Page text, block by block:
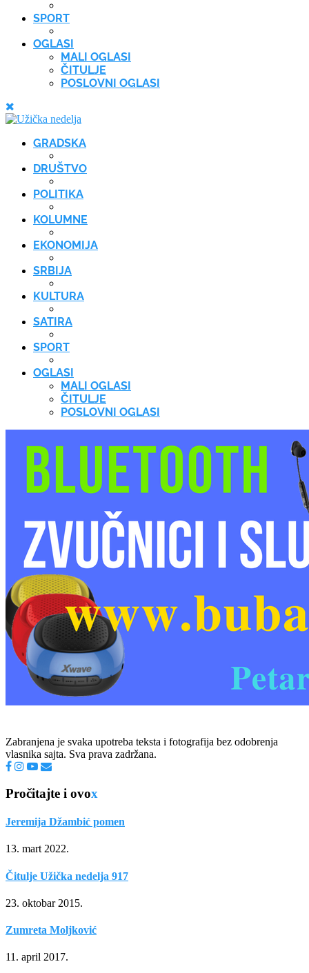
SPORT
OGLASI
MALI OGLASI
ČITULJE
POSLOVNI OGLASI
GRADSKA
DRUŠTVO
POLITIKA
KOLUMNE
EKONOMIJA
SRBIJA
KULTURA
SATIRA
SPORT
OGLASI
MALI OGLASI
ČITULJE
POSLOVNI OGLASI
Zabranjena je svaka upotreba teksta i fotografija bez odobrenja
vlasnika sajta. Sva prava zadržana.
Pročitajte i ovox
Jeremija Džambić pomen
13. mart 2022.
Čitulje Užička nedelja 917
23. oktobar 2015.
Zumreta Moljković
11. april 2017.